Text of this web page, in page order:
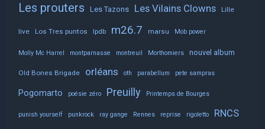
Les prouters Les Tazons Les Vilains Clowns Lille
live Los Tres puntos lpdb m26.7 marsu Mob power
Molly Mc Harrel montparnasse montreuil Morthomiers nouvel album
Old Bones Brigade orléans oth parabellum pete sampras
Pogomarto poésie zéro Preuilly Printemps de Bourges
punish yourself punkrock ray gange Rennes reprise rigoletto RNCS